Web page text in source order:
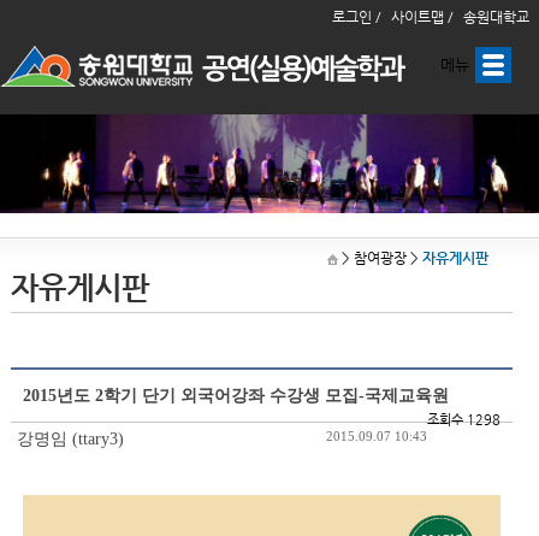
로그인 / 사이트맵 / 송원대학교
메뉴
> 참여광장> 자유게시판
자유게시판
2015년도 2학기 단기 외국어강좌 수강생 모집-국제교육원
조회수 1298
강명임 (ttary3) 2015.09.07 10:43